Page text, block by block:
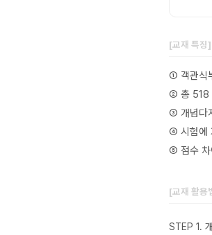
[교재 특징
① 객관식
② 총 518
③ 개념다
④ 시험에
⑤ 점수 차
[교재 활용
STEP 1.